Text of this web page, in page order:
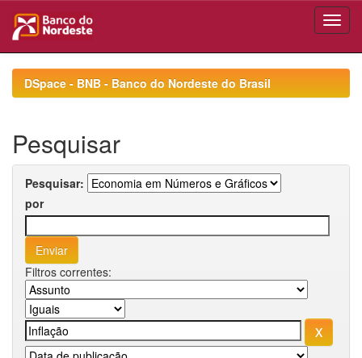
navigationDSpace - BNB - Banco do Nordeste do Brasil
Pesquisar
Pesquisar:
por
Filtros correntes: